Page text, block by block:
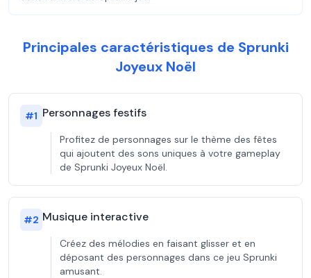
Principales caractéristiques de Sprunki
Joyeux Noël
#1 Personnages festifs
Profitez de personnages sur le thème des fêtes
qui ajoutent des sons uniques à votre gameplay
de Sprunki Joyeux Noël.
#2 Musique interactive
Créez des mélodies en faisant glisser et en
déposant des personnages dans ce jeu Sprunki
amusant.